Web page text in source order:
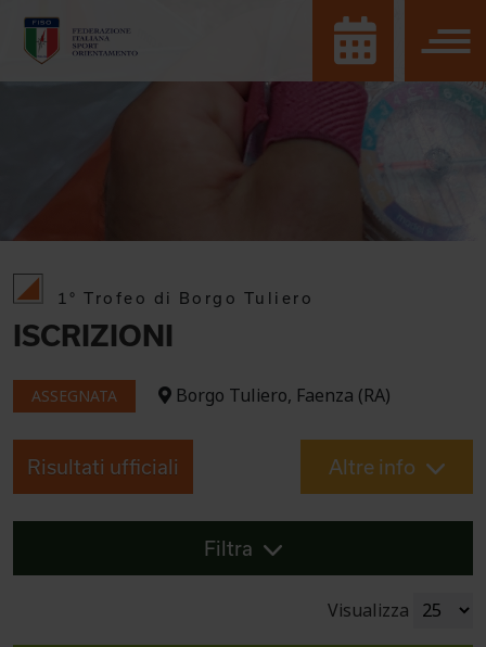
1° Trofeo di Borgo Tuliero
ISCRIZIONI
ASSEGNATA Borgo Tuliero, Faenza (RA)
Risultati ufficiali Altre info
Filtra
Visualizza